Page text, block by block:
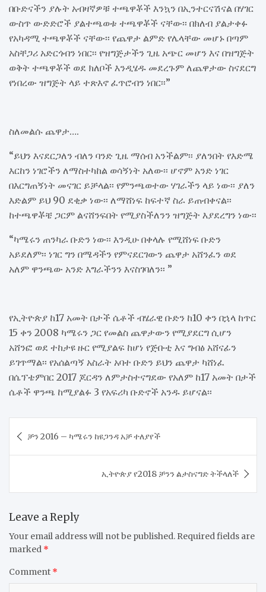
በቡድናችን ያሉት አብዛኛዎቹ ተጫዋቾች እንኳን በኢንተርናሽናል በሃገር
ውስጥ ውድድሮች ያልተጫወቱ ተጫዋቾች ናቸው፡፡ በክለብ ያልታቀፉ
የአካዳሚ ተጫዋቾች ናቸው፡፡ የጨዋታ ልምድ የሌላቸው መሆኑ በጣም
አስቸጋሪ አድርጎብን ነበር፡፡ የዝግጅታችን ጊዜ አጭር መሆን እና በዝግጅት
ወቅት ተጫዋቾች ወደ ክለቦች እንዲሄዱ መደረጉም ለጨዋታው ስናደርግ
የነበረው ዝግጅት ላይ ተጽእኖ ፈጥሮብን ነበር፡፡”
ስለመልሱ ጨዋታ….
“ይህን እናደርጋለን ብለን ባንድ ጊዜ ማሰብ አንችልም፡፡ ያለንበት የእድሜ
እርከን ነገሮችን ለማስተካከል ወሳኝነት አለው፡፡ ሆኖም አንድ ነገር
በእርግጠኝነት መናገር ይቻላል፡፡ የምንጫወተው ሃገራችን ላይ ነው፡፡ ያለን
እድልም ይህ 90 ደቂቃ ነው፡፡ ለማሸነፍ ከፍተኛ ስራ ይጠብቀናል፡፡
ከተጫዋቾቼ ጋርም ልናሸንፍበት የሚያስችለንን ዝግጅት እያደረግን ነው፡፡
“ካሜሩን ጠንካራ ቡድን ነው፡፡ እንዲሁ በቀላሉ የሚሸነፍ ቡድን
አይደለም፡፡ ነገር ግን በሜዳችን የምናደርገውን ጨዋታ አሸንፈን ወደ
አለም ዋንጫው አንድ እግራችንን እናስገባለን፡፡ ”
የኢትዮጵያ ከ17 አመት በታች ሴቶች ብሄራዊ ቡድን ከ10 ቀን በኋላ ከጥር
15 ቀን 2008 ካሜሩን ጋር የመልስ ጨዋታውን የሚያደርግ ሲሆን
አሸንፎ ወደ ተከታዩ ዙር የሚያልፍ ከሆነ የጅቡቲ እና ግብፅ አሸናፊን
ይገጥማል፡፡ የአሰልጣኝ አስራት አባተ ቡድን ይህን ጨዋታ ካሸነፈ
በሴፕቴምበር 2017 ጆርዳን ለምታስተናግደው የአለም ከ17 አመት በታች
ሴቶች ዋንጫ ከሚያልፉ 3 የአፍሪካ ቡድኖች አንዱ ይሆናል፡፡
navigation
ቻን 2016 – ካሜሩን ከዩጋንዳ አቻ ተለያየች
ኢትዮጵያ የ2018 ቻንን ልታስናግድ ትችላለች
Leave a Reply
Your email address will not be published. Required fields are
marked *
Comment *